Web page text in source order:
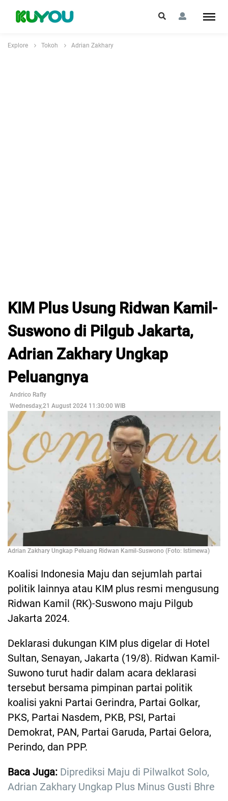
Explore Tokoh Adrian Zakhary
KIM Plus Usung Ridwan Kamil-
Suswono di Pilgub Jakarta,
Adrian Zakhary Ungkap
Peluangnya
Andrico Rafly
Wednesday,21 August 2024 11:30:00 WIB
Adrian Zakhary Ungkap Peluang Ridwan Kamil-Suswono (Foto: Istimewa)
Koalisi Indonesia Maju dan sejumlah partai
politik lainnya atau KIM plus resmi mengusung
Ridwan Kamil (RK)-Suswono maju Pilgub
Jakarta 2024.
Deklarasi dukungan KIM plus digelar di Hotel
Sultan, Senayan, Jakarta (19/8). Ridwan Kamil-
Suwono turut hadir dalam acara deklarasi
tersebut bersama pimpinan partai politik
koalisi yakni Partai Gerindra, Partai Golkar,
PKS, Partai Nasdem, PKB, PSI, Partai
Demokrat, PAN, Partai Garuda, Partai Gelora,
Perindo, dan PPP.
Baca Juga: Diprediksi Maju di Pilwalkot Solo,
Adrian Zakhary Ungkap Plus Minus Gusti Bhre